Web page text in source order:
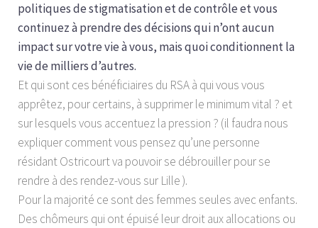
politiques de stigmatisation et de contrôle et vous
continuez à prendre des décisions qui n’ont aucun
impact sur votre vie à vous, mais quoi conditionnent la
vie de milliers d’autres.
Et qui sont ces bénéficiaires du RSA à qui vous vous
apprêtez, pour certains, à supprimer le minimum vital ? et
sur lesquels vous accentuez la pression ? (il faudra nous
expliquer comment vous pensez qu’une personne
résidant Ostricourt va pouvoir se débrouiller pour se
rendre à des rendez-vous sur Lille ).
Pour la majorité ce sont des femmes seules avec enfants.
Des chômeurs qui ont épuisé leur droit aux allocations ou